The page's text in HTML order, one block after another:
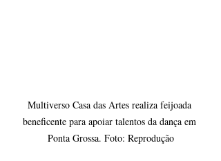
Multiverso Casa das Artes realiza feijoada
beneficente para apoiar talentos da dança em
Ponta Grossa. Foto: Reprodução